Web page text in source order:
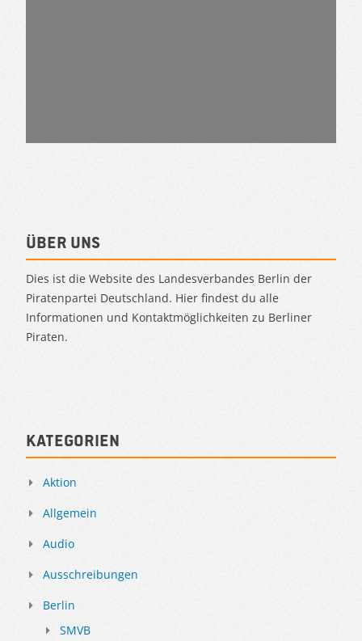
Über uns
Dies ist die Website des Landesverbandes Berlin der
Piratenpartei Deutschland. Hier findest du alle
Informationen und Kontaktmöglichkeiten zu Berliner
Piraten.
Kategorien
Aktion
Allgemein
Audio
Ausschreibungen
Berlin
SMVB